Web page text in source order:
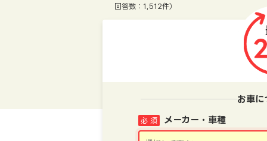
回答数：1,512件）
お車に
メーカー・車種
必 須